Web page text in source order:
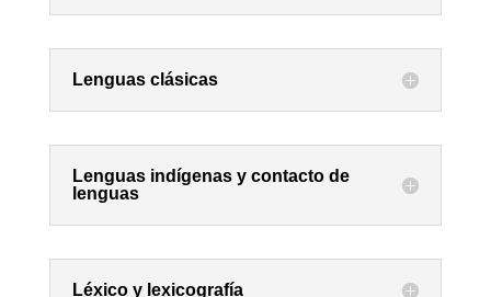
Lenguas clásicas
Lenguas indígenas y contacto de
lenguas
Léxico y lexicografía